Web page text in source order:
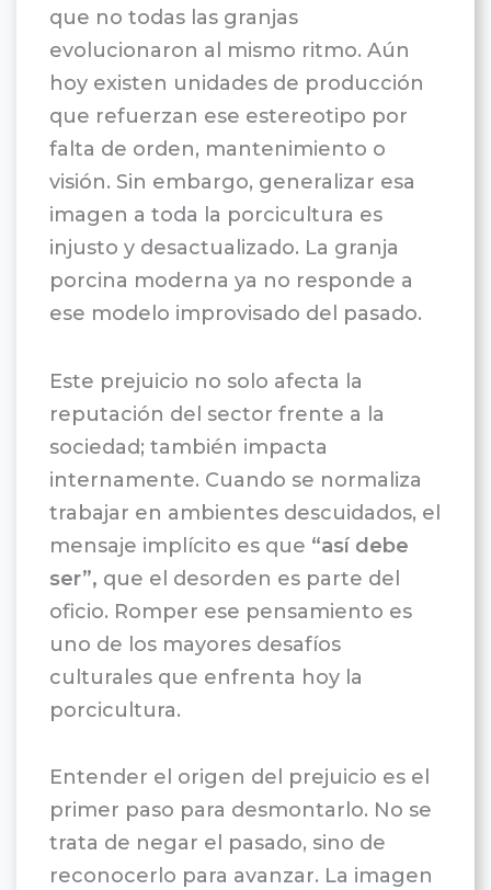
que no todas las granjas
evolucionaron al mismo ritmo. Aún
hoy existen unidades de producción
que refuerzan ese estereotipo por
falta de orden, mantenimiento o
visión. Sin embargo, generalizar esa
imagen a toda la porcicultura es
injusto y desactualizado. La granja
porcina moderna ya no responde a
ese modelo improvisado del pasado.
Este prejuicio no solo afecta la
reputación del sector frente a la
sociedad; también impacta
internamente. Cuando se normaliza
trabajar en ambientes descuidados, el
mensaje implícito es que “así debe
ser”, que el desorden es parte del
oficio. Romper ese pensamiento es
uno de los mayores desafíos
culturales que enfrenta hoy la
porcicultura.
Entender el origen del prejuicio es el
primer paso para desmontarlo. No se
trata de negar el pasado, sino de
reconocerlo para avanzar. La imagen